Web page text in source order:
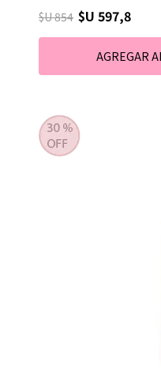
$U 854 $U 597,8